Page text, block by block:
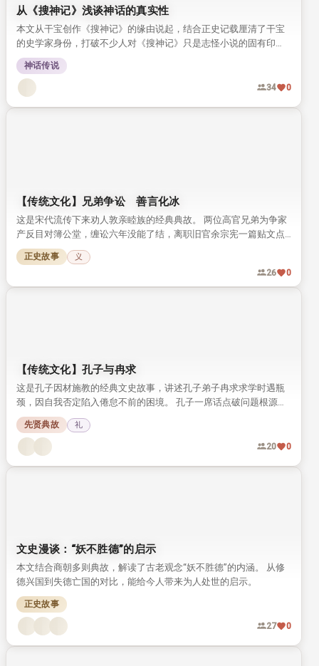
从《搜神记》浅谈神话的真实性
本文从干宝创作《搜神记》的缘由说起，结合正史记载厘清了干宝
的史学家身份，打破不少人对《搜神记》只是志怪小说的固有印
象。 文章梳理了中国历代由知名学者编撰的灵异记载，探讨神话背
后的真实性，引发对中华传统神传文化传承现状的思考。
神话传说
34 0
【传统文化】兄弟争讼 善言化冰
这是宋代流传下来劝人敦亲睦族的经典典故。 两位高官兄弟为争家
产反目对簿公堂，缠讼六年没能了结，离职旧官余宗宪一篇贴文点
醒二人，最终兄弟放下争执重归于好。
正史故事 义
26 0
【传统文化】孔子与冉求
这是孔子因材施教的经典文史故事，讲述孔子弟子冉求求学时遇瓶
颈，因自我否定陷入倦怠不前的困境。 孔子一席话点破问题根源，
点醒冉求不要自我设限，这段典故至今仍能给普通人的成长带来启
发。
先贤典故 礼
20 0
文史漫谈：“妖不胜德”的启示
本文结合商朝多则典故，解读了古老观念“妖不胜德”的内涵。 从修
德兴国到失德亡国的对比，能给今人带来为人处世的启示。
正史故事
27 0